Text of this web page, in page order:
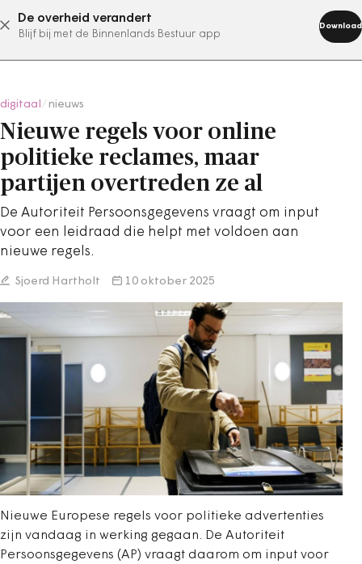
De overheid verandert
Blijf bij met de Binnenlands Bestuur app
Download
abonneer nu
digitaal nieuws
Nieuwe regels voor online
politieke reclames, maar
partijen overtreden ze al
De Autoriteit Persoonsgegevens vraagt om input
voor een leidraad die helpt met voldoen aan
nieuwe regels.
Sjoerd Hartholt 10 oktober 2025
Nieuwe Europese regels voor politieke advertenties
zijn vandaag in werking gegaan. De Autoriteit
Persoonsgegevens (AP) vraagt daarom om input voor